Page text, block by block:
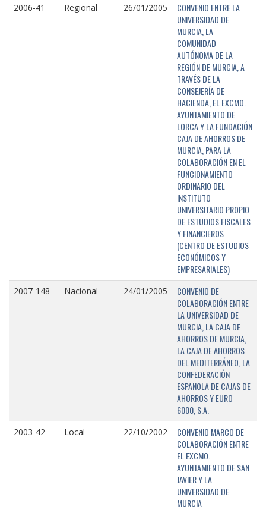
2006-41 Regional 26/01/2005
CONVENIO ENTRE LA
UNIVERSIDAD DE
MURCIA, LA
COMUNIDAD
AUTÓNOMA DE LA
REGIÓN DE MURCIA, A
TRAVÉS DE LA
CONSEJERÍA DE
HACIENDA, EL EXCMO.
AYUNTAMIENTO DE
LORCA Y LA FUNDACIÓN
CAJA DE AHORROS DE
MURCIA, PARA LA
COLABORACIÓN EN EL
FUNCIONAMIENTO
ORDINARIO DEL
INSTITUTO
UNIVERSITARIO PROPIO
DE ESTUDIOS FISCALES
Y FINANCIEROS
(CENTRO DE ESTUDIOS
ECONÓMICOS Y
EMPRESARIALES)
2007-148 Nacional 24/01/2005
CONVENIO DE
COLABORACIÓN ENTRE
LA UNIVERSIDAD DE
MURCIA, LA CAJA DE
AHORROS DE MURCIA,
LA CAJA DE AHORROS
DEL MEDITERRÁNEO, LA
CONFEDERACIÓN
ESPAÑOLA DE CAJAS DE
AHORROS Y EURO
6000, S.A.
2003-42 Local 22/10/2002
CONVENIO MARCO DE
COLABORACIÓN ENTRE
EL EXCMO.
AYUNTAMIENTO DE SAN
JAVIER Y LA
UNIVERSIDAD DE
MURCIA